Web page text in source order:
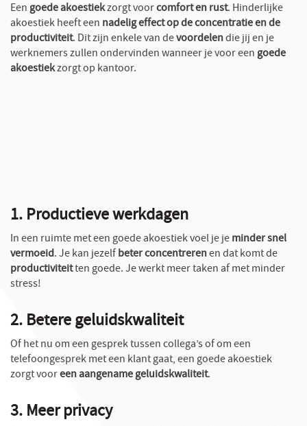
Eengoede akoestiekzorgt voorcomfort en rust. Hinderlijke
akoestiek heeft een nadelig effect op de concentratie en de
productiviteit. Dit zijn enkele van devoordelendie jij en je
werknemers zullen ondervinden wanneer je voor eengoede
akoestiekzorgt op kantoor.
1. Productieve werkdagen
In een ruimte met een goede akoestiek voel je jeminder snel
vermoeid. Je kan jezelfbeter concentrerenen dat komt de
productiviteitten goede. Je werkt meer taken af met minder
stress!
2. Betere geluidskwaliteit
Of het nu om een gesprek tussen collega’s of om een
telefoongesprek met een klant gaat, een goede akoestiek
zorgt vooreen aangename geluidskwaliteit.
3. Meer privacy